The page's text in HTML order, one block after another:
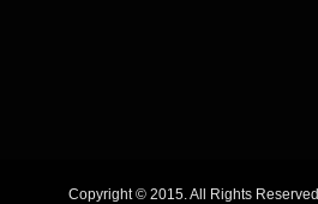
Copyright © 2015. All Rights Reserved